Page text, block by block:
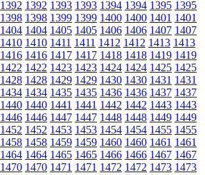
1392 1392 1393 1393 1394 1394 1395 1395
1398 1398 1399 1399 1400 1400 1401 1401
1404 1404 1405 1405 1406 1406 1407 1407
1410 1410 1411 1411 1412 1412 1413 1413
1416 1416 1417 1417 1418 1418 1419 1419
1422 1422 1423 1423 1424 1424 1425 1425
1428 1428 1429 1429 1430 1430 1431 1431
1434 1434 1435 1435 1436 1436 1437 1437
1440 1440 1441 1441 1442 1442 1443 1443
1446 1446 1447 1447 1448 1448 1449 1449
1452 1452 1453 1453 1454 1454 1455 1455
1458 1458 1459 1459 1460 1460 1461 1461
1464 1464 1465 1465 1466 1466 1467 1467
1470 1470 1471 1471 1472 1472 1473 1473